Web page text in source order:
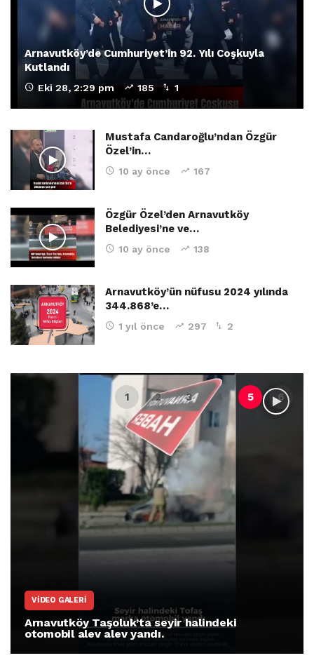
Arnavutköy’de Cumhuriyet’in 92. Yılı Coşkuyla
Kutlandı
Eki 28, 2:29 pm 185 1
Mustafa Candaroğlu’ndan Özgür
Özel’in…
10 ay önce 167
Özgür Özel’den Arnavutköy
Belediyesi’ne ve…
10 ay önce 138
Arnavutköy’ün nüfusu 2024 yılında
344.868’e…
1 yıl önce 297 2
VIDEO GALERI
Arnavutköy Taşoluk’ta seyir halindeki
otomobil alev alev yandı.